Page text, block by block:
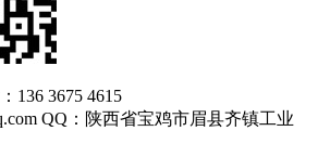
136 3675 4615
QQ：陕西省宝鸡市眉县齐镇工业